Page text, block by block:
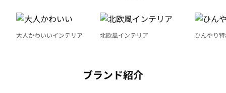
大人かわいいインテリア 北欧風インテリア ひんやり
ブランド紹介